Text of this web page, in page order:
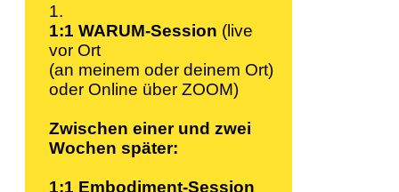
1.
1:1 WARUM-Session (live
vor Ort
(an meinem oder deinem Ort)
oder Online über ZOOM)
Zwischen einer und zwei
Wochen später:
1:1 Embodiment-Session